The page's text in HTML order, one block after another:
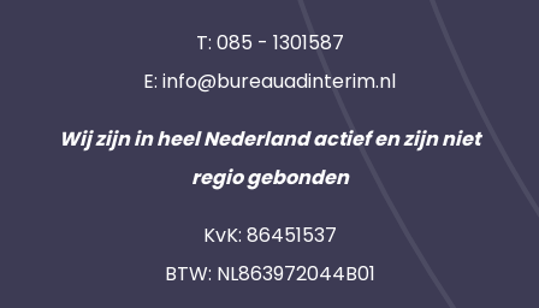
T: 085 - 1301587
E: info@bureauadinterim.nl
Wij zijn in heel Nederland actief en zijn niet
regio gebonden
KvK: 86451537
BTW: NL863972044B01